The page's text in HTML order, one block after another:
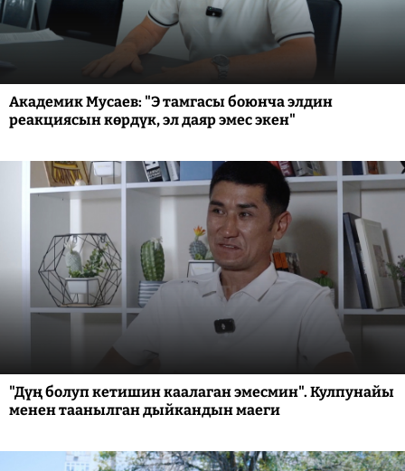
Академик Мусаев: "Э тамгасы боюнча элдин
реакциясын көрдүк, эл даяр эмес экен"
"Дүң болуп кетишин каалаган эмесмин". Кулпунайы
менен таанылган дыйкандын маеги